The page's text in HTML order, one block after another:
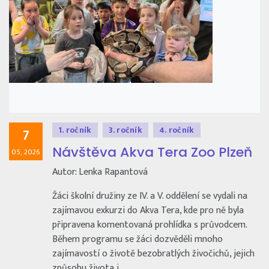
7
05, 2026
1. ročník 3. ročník 4. ročník
Návštěva Akva Tera Zoo Plzeň
Autor: Lenka Rapantová
Žáci školní družiny ze IV. a V. oddělení se vydali na
zajímavou exkurzi do Akva Tera, kde pro ně byla
připravena komentovaná prohlídka s průvodcem.
Během programu se žáci dozvěděli mnoho
zajímavostí o životě bezobratlých živočichů, jejich